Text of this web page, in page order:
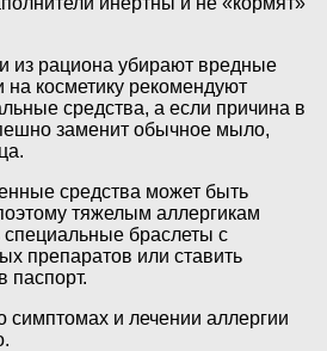
из рациона убирают вредные
на косметику рекомендуют
средства, а если причина в
заменит обычное мыло,
средства может быть
тяжелым аллергикам
специальные браслеты с
препаратов или ставить
паспорт.
и лечении аллергии